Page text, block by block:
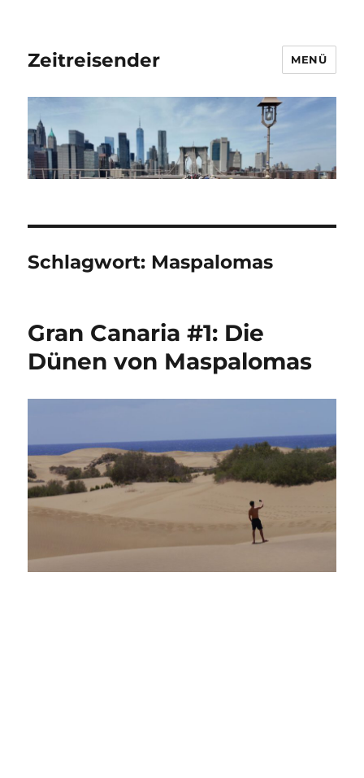
Zeitreisender MENÜ
Schlagwort: Maspalomas
Gran Canaria #1: Die
Dünen von Maspalomas